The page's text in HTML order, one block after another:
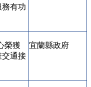
有功
榮獲
交通接
宜蘭縣政府